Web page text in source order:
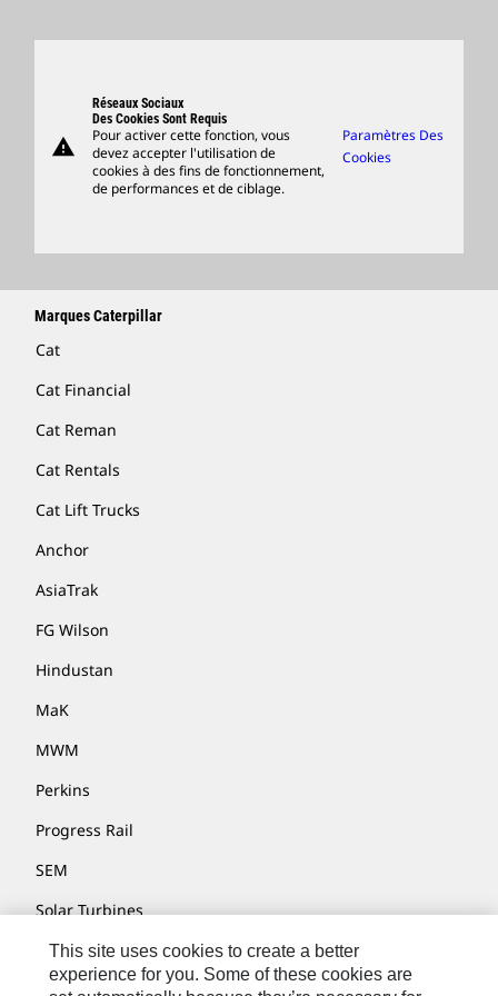
Support
Merchandise
Rechercher Un Concessionnaire
warning
Réseaux Sociaux
Des Cookies Sont Requis
Pour activer cette fonction, vous
devez accepter l'utilisation de
cookies à des fins de fonctionnement,
de performances et de ciblage.
Paramètres Des
Cookies
Marques Caterpillar
Cat
Cat Financial
Cat Reman
Cat Rentals
Cat Lift Trucks
Anchor
AsiaTrak
FG Wilson
Hindustan
MaK
MWM
Perkins
Progress Rail
SEM
Solar Turbines
SPM Oil & Gas
Turner Powertrain Systems
This site uses cookies to create a better
experience for you. Some of these cookies are